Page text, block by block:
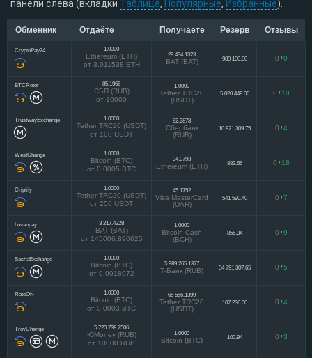
панели слева (вкладки Таблица, Популярные, Избранные).
Обменник Отдаёте Получаете Резерв Отзывы
CryptoPay24 1.0000
Ethereum (ETH)
от 3.911538 ETH
28 434.1323
BAT (BAT) 989 100.00 0 / 0
BTCRotor 85.1966
СБП (RUB)
от 10000
1.0000
Tether TRC20
(USDT)
5 020 449.00 0 / 10
TrustwayExchange 1.0000
Tether TRC20 (USDT)
от 100 USDT
92.3878
Сбербанк
(RUB)
10 821 309.75 0 / 4
WestChange 1.0000
Bitcoin (BTC)
от 0.0005 BTC
34.0793
Ethereum (ETH) 882.66 0 / 18
Criptify 1.0000
Tether TRC20 (USDT)
от 250 USDT
45.1752
Visa MasterCard
(UAH)
541 590.40 0 / 7
Lovanpay 3 217.4228
BAT (BAT)
от 145006.890625
1.0000
Bitcoin Cash
(BCH)
856.34 0 / 9
SashaExchange 1.0000
Bitcoin (BTC)
от 0.0018972
5 989 265.1377
Т-Банк (RUB) 54 791 307.65 0 / 5
RateON 1.0000
Bitcoin (BTC)
от 0.0003 BTC
65 556.1399
Tether TRC20
(USDT)
107 236.00 0 / 4
TroyChange 5 720 738.2506
ЮMoney (RUB)
от 10000 RUB
1.0000
Bitcoin (BTC) 100.94 0 / 3